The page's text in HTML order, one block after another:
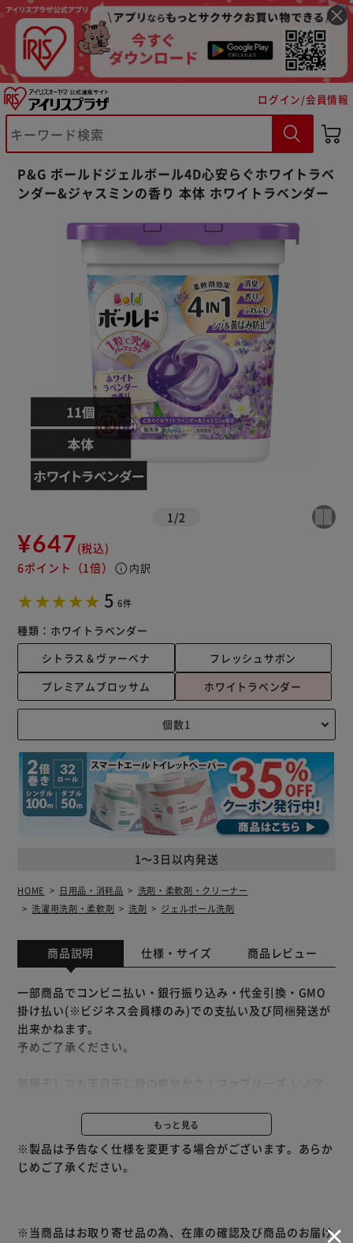
ログイン/会員情報
P&G ボールドジェルボール4D心安らぐホワイトラベ
ンダー&ジャスミンの香り 本体 ホワイトラベンダー
1 /2
¥647(税込)
6ポイント （1倍） info 内訳
5 6件
種類： ホワイトラベンダー
シトラス＆ヴァーベナ
フレッシュサボン
プレミアムブロッサム
ホワイトラベンダー
1～3日以内発送
HOME 日用品・消耗品
洗剤・柔軟剤・クリーナー
洗濯用洗剤・柔軟剤
洗剤 ジェルボール洗剤
商品説明 仕様・サイズ 商品レビュー
一部商品でコンビニ払い・銀行振り込み・代金引換・GMO
掛け払い(※ビジネス会員様のみ)での支払い及び同梱発送が
出来かねます。
予めご了承ください。
１粒で究極パーフェクト。もっと見る
※製品は予告なく仕様を変更する場合がございます。あらか
じめご了承ください。
※当商品はお取り寄せ品の為、在庫の確認及び商品のお届け
※ご確認ください
カートに入れる 購入手続きへ